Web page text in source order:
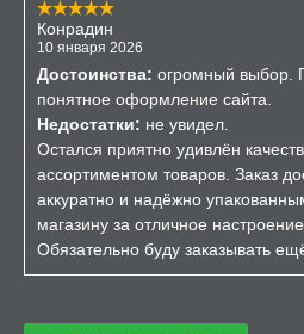
Конрадин
10 января 2026
Достоинства: огромный выбор.
понятное оформление сайта.
Недостатки: не увидел.
Остался приятно удивлён
ассортиментом товаров. Заказ
аккуратно и надёжно
магазину за отличное
Обязательно буду заказывать